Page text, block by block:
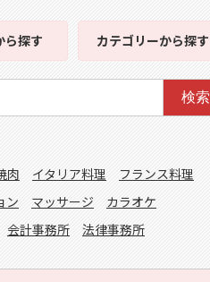
ら探す カテゴリーから探す
検索
肉 イタリア料理
フランス料理
ン マッサージ
カラオケ
会計事務所 法律事務所